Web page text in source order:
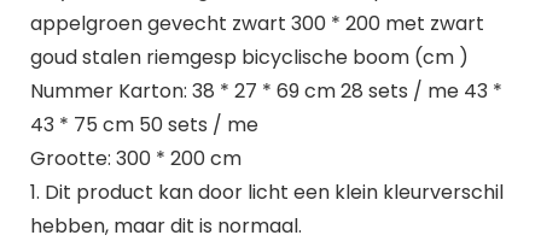
appelgroen gevecht zwart 300 * 200 met zwart
goud stalen riemgesp bicyclische boom (cm )
Nummer Karton: 38 * 27 * 69 cm 28 sets / me 43 *
43 * 75 cm 50 sets / me
Grootte: 300 * 200 cm
1. Dit product kan door licht een klein kleurverschil
hebben, maar dit is normaal.